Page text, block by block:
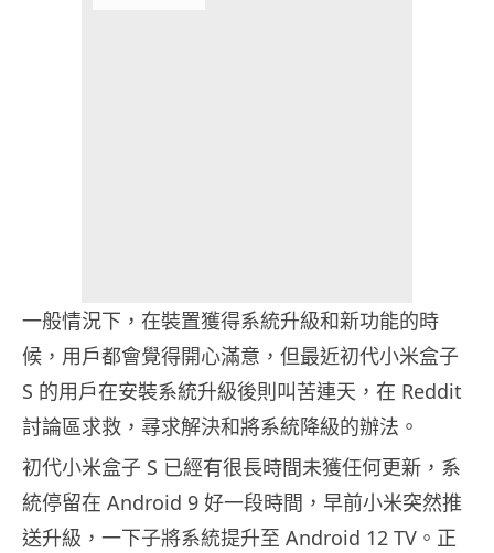
一般情況下，在裝置獲得系統升級和新功能的時
候，用戶都會覺得開心滿意，但最近初代小米盒子
S 的用戶在安裝系統升級後則叫苦連天，在 Reddit
討論區求救，尋求解決和將系統降級的辦法。
初代小米盒子 S 已經有很長時間未獲任何更新，系
統停留在 Android 9 好一段時間，早前小米突然推
送升級，一下子將系統提升至 Android 12 TV。正